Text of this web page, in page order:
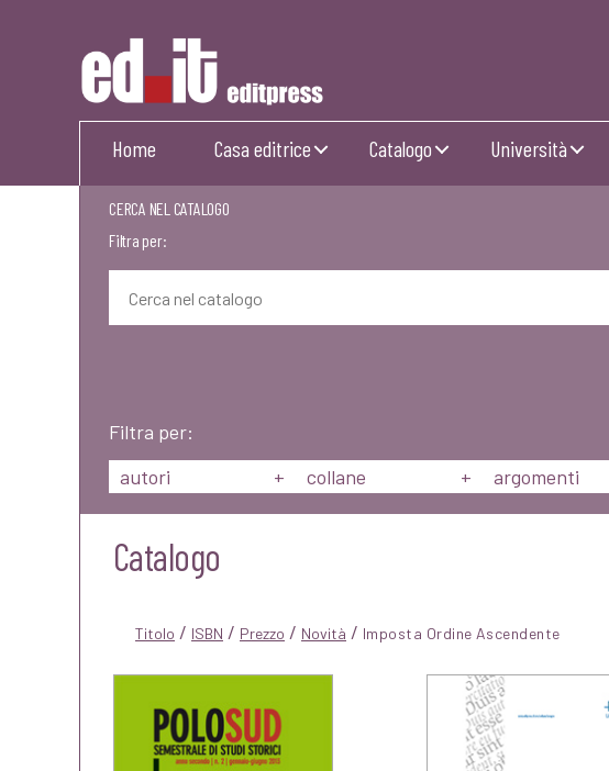
Editpress
Home Casa editrice Catalogo Università
CERCA NEL CATALOGO
Filtra per:
Filtra per:
autori
+ collane + argomenti
Catalogo
Titolo / ISBN / Prezzo / Novità /